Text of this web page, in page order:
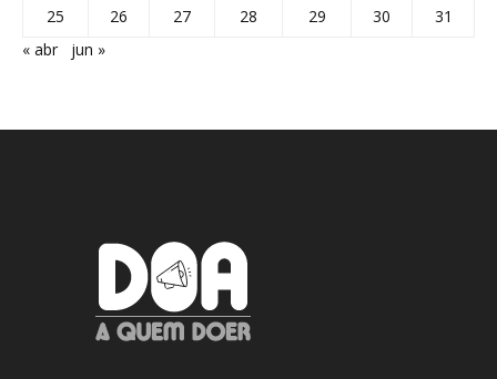
25
26 27 28 29 30
31
« abr
jun »